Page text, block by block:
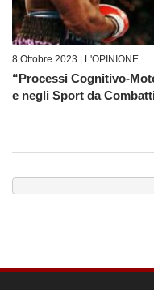
8 Ottobre 2023 | L'OPINIONE
“Processi Cognitivo-
e negli Sport da